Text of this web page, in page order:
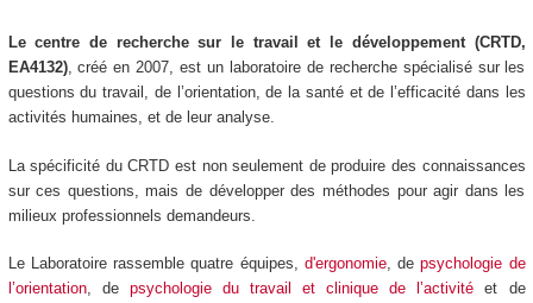
Le centre de recherche sur le travail et le développement (CRTD,
EA4132), créé en 2007, est un laboratoire de recherche spécialisé sur les
questions du travail, de l’orientation, de la santé et de l’efficacité dans les
activités humaines, et de leur analyse.
La spécificité du CRTD est non seulement de produire des connaissances
sur ces questions, mais de développer des méthodes pour agir dans les
milieux professionnels demandeurs.
Le Laboratoire rassemble quatre équipes, d'ergonomie, depsychologie de
l’orientation, de psychologie du travail et clinique de l’activité et de